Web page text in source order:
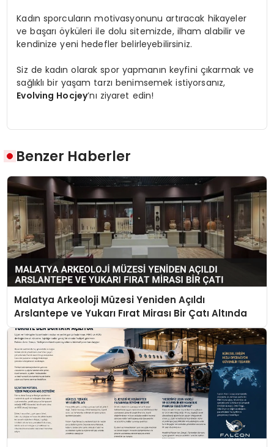
Kadın sporcuların motivasyonunu artıracak hikayeler
ve başarı öyküleri ile dolu sitemizde, ilham alabilir ve
kendinize yeni hedefler belirleyebilirsiniz.
Siz de kadın olarak spor yapmanın keyfini çıkarmak ve
sağlıklı bir yaşam tarzı benimsemek istiyorsanız,
Evolving Hocjey’nı ziyaret edin!
Benzer Haberler
Malatya Arkeoloji Müzesi Yeniden Açıldı
Arslantepe ve Yukarı Fırat Mirası Bir Çatı Altında